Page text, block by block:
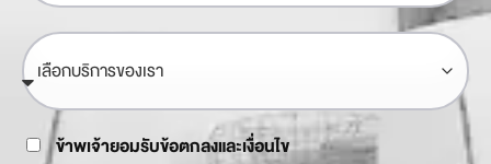
ข้าพเจ้ายอมรับข้อตกลงและเงื่อนไข